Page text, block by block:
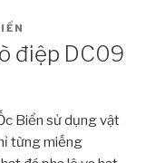
điệp DC09
Biển sử dụng vật
từng miếng